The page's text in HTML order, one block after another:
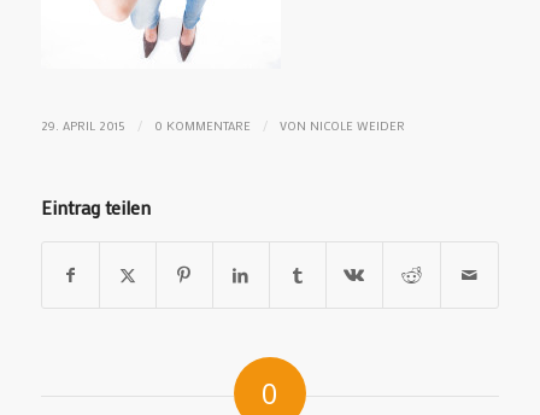
29. APRIL 2015 / 0 KOMMENTARE / VON NICOLE WEIDER
Eintrag teilen
0